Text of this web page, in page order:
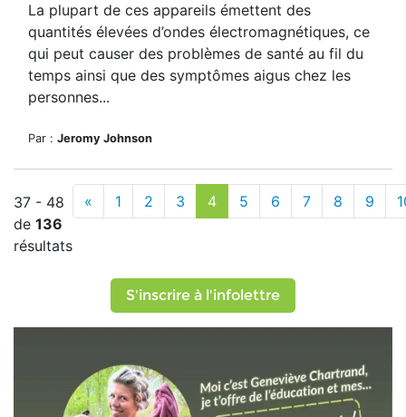
La plupart de ces appareils émettent des
quantités élevées d’ondes électromagnétiques, ce
qui peut causer des problèmes de santé au fil du
temps ainsi que des symptômes aigus chez les
personnes...
Par : Jeromy Johnson
37 - 48
de 136
résultats
« 1 2 3 4 5 6 7 8 9
S'inscrire à l'infolettre